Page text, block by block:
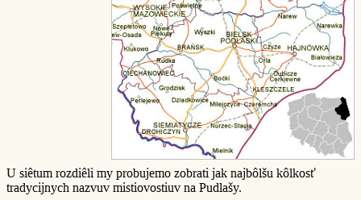
U siêtum rozdiêli my probujemo zobrati jak najbôlšu kôlkosť
tradycijnych nazvuv mistiovostiuv na Pudlašy.